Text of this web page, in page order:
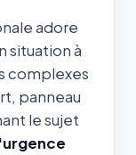
adore
situation à
complexes
panneau
le sujet